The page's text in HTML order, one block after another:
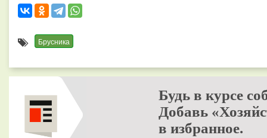
Брусника
Будь в курсе
Добавь
в избранное.